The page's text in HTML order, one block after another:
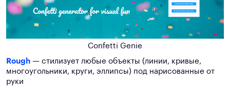
Confetti Genie
Rough — стилизует любые объекты (линии, кривые,
многоугольники, круги, эллипсы) под нарисованные от
руки